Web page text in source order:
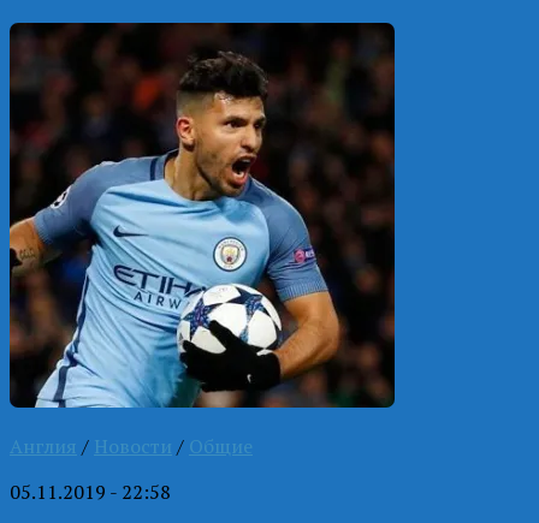
Англия / Новости / Общие
05.11.2019 - 22:58